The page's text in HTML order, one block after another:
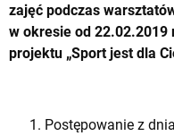
zajęć podczas
w okresie od 22.02.2019
projektu „Sport jest dla
Postępowanie z dnia